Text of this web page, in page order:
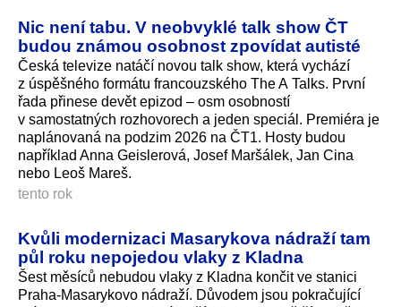
Nic není tabu. V neobvyklé talk show ČT
budou známou osobnost zpovídat autisté
Česká televize natáčí novou talk show, která vychází
z úspěšného formátu francouzského The A Talks. První
řada přinese devět epizod – osm osobností
v samostatných rozhovorech a jeden speciál. Premiéra je
naplánovaná na podzim 2026 na ČT1. Hosty budou
například Anna Geislerová, Josef Maršálek, Jan Cina
nebo Leoš Mareš.
tento rok
Kvůli modernizaci Masarykova nádraží tam
půl roku nepojedou vlaky z Kladna
Šest měsíců nebudou vlaky z Kladna končit ve stanici
Praha-Masarykovo nádraží. Důvodem jsou pokračující